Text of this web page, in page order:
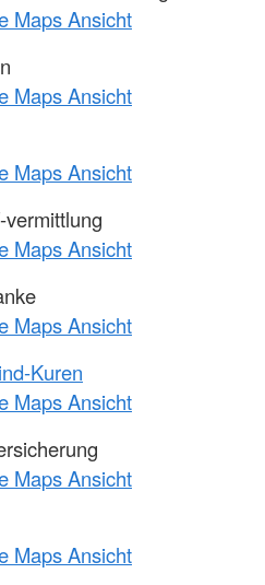
Maps Ansicht
Maps Ansicht
Maps Ansicht
Maps Ansicht
Maps Ansicht
Kuren
Maps Ansicht
Maps Ansicht
Maps Ansicht